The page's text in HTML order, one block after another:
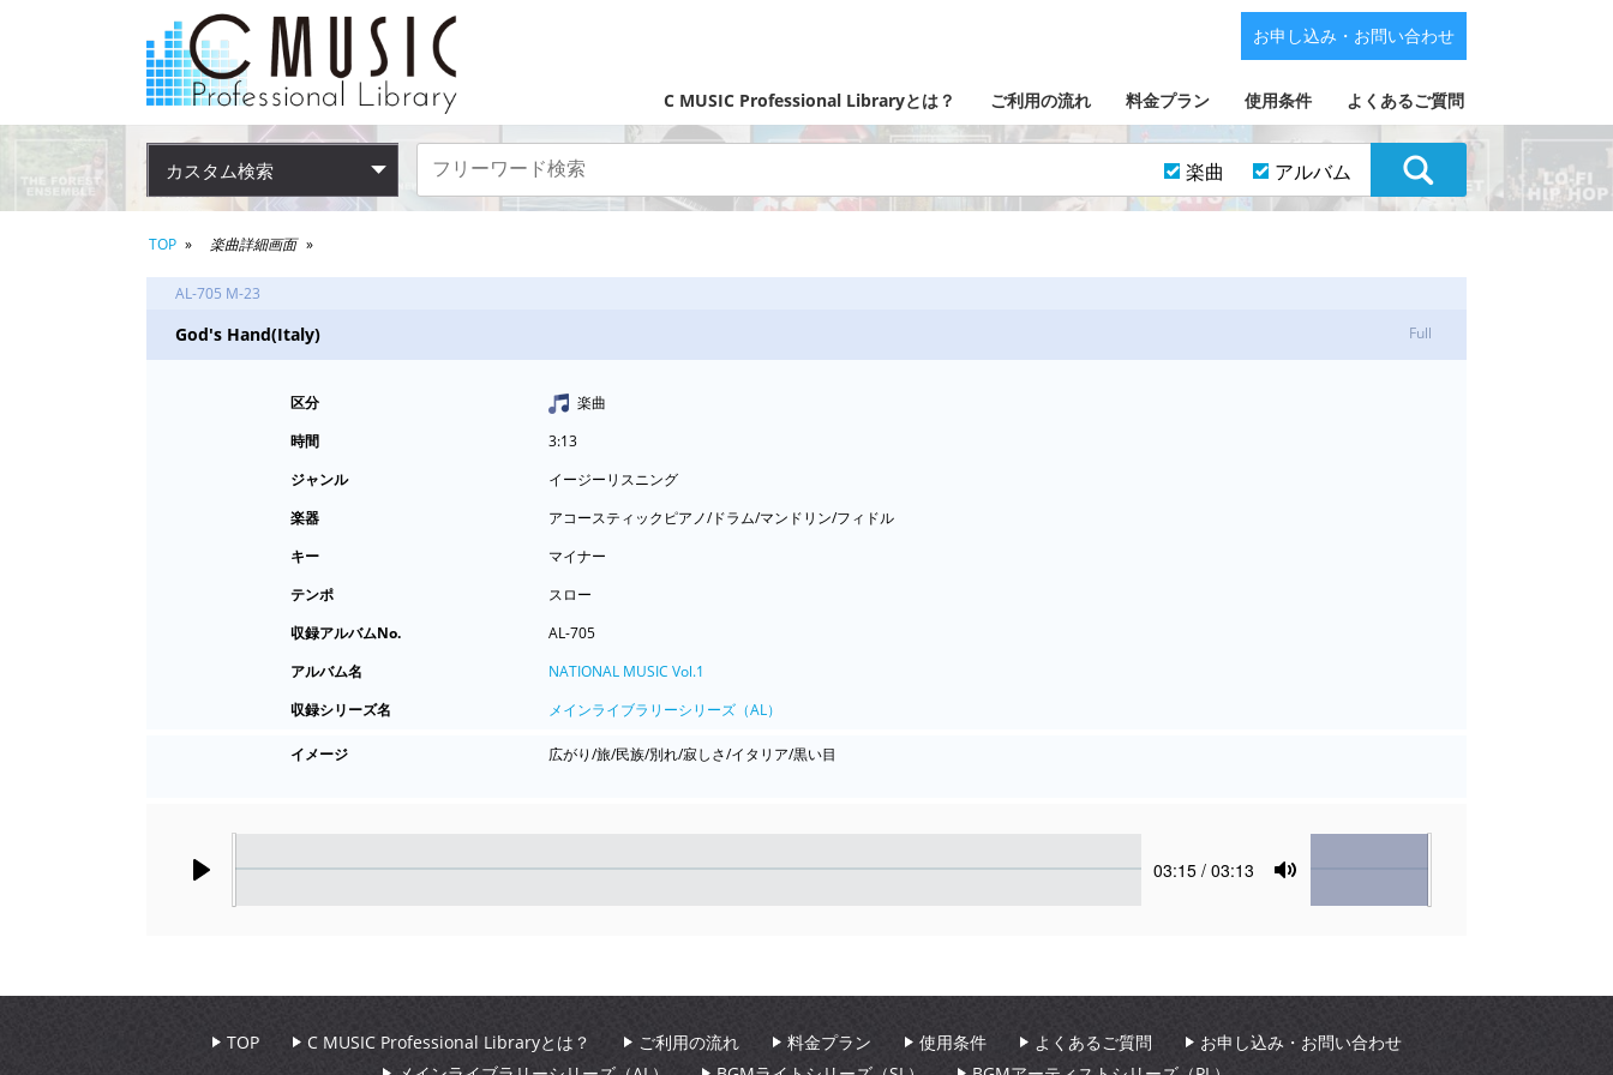
C MUSIC Professional Libraryとは？ ご利用の流れ 料金プラン 使用条件 よくあるご質問
お申し込み・お問い合わせ
カスタム検索 楽曲 アルバム
TOP 楽曲詳細画面
AL-705 M-23
God's Hand(Italy) Full
区分
楽曲
時間
3:13
ジャンル
イージーリスニング
楽器
アコースティックピアノ/ドラム/マンドリン/フィドル
キー
マイナー
テンポ
スロー
収録アルバムNo.
AL-705
アルバム名
NATIONAL MUSIC Vol.1
収録シリーズ名
メインライブラリーシリーズ（AL）
イメージ 広がり/旅/民族/別れ/寂しさ/イタリア/黒い目
Current
03:15 / 03:13
Mute
Volume
TOP C MUSIC Professional Libraryとは？ ご利用の流れ 料金プラン 使用条件 よくあるご質問
お申し込み・お問い合わせ